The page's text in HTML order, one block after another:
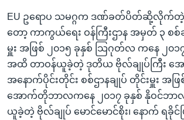
EU ဥရောပ သမဂ္ဂက ဒဏ်ခတ်ပိတ်ဆို့လိုက်
တော့ ကာကွယ်ရေး ဝန်ကြီးဌာန အမှတ် ၃ စ
မှူး အဖြစ် ၂၀၁၅ ခုနှစ် သြဂုတ်လ ကနေ ၂၀၁
အထိ တာဝန်ယူခဲ့တဲ့ ဒုတိယ ဗိုလ်ချုပ်ကြီး အော
အနောက်ပိုင်းတိုင်း စစ်ဌာနချုပ် တိုင်းမှူး အဖြ
အောက်တိုဘာလကနေ ၂၀၁၇ ခုနှစ် နိုဝင်ဘ
ယူခဲ့တဲ့ ဗိုလ်ချုပ် မောင်မောင်စိုး၊ နောက် ရခို